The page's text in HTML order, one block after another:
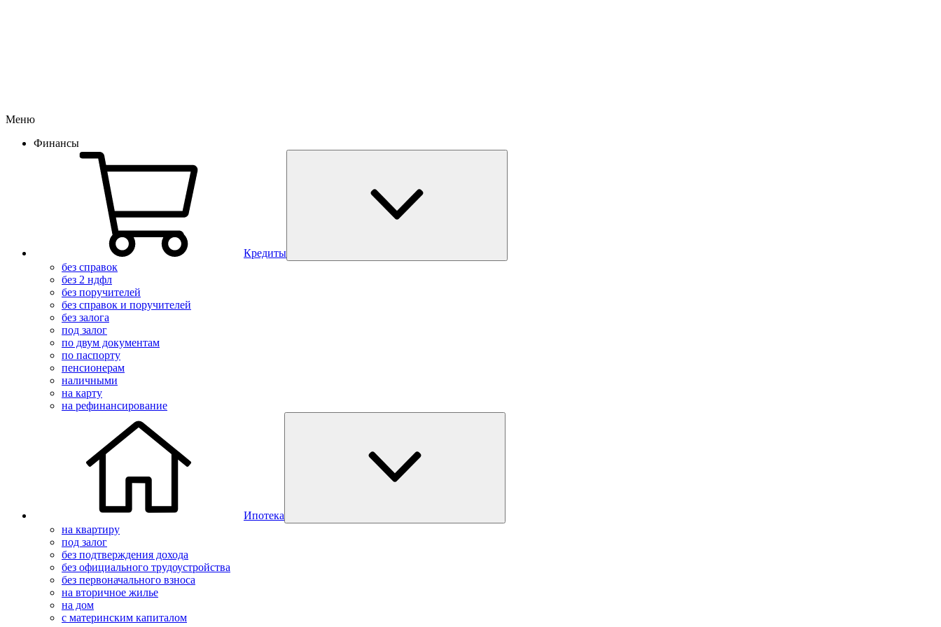
Меню
Финансы
Кредиты
без справок
без 2 ндфл
без поручителей
без справок и поручителей
без залога
под залог
по двум документам
по паспорту
пенсионерам
наличными
на карту
на рефинансирование
Ипотека
на квартиру
под залог
без подтверждения дохода
без официального трудоустройства
без первоначального взноса
на вторичное жилье
на дом
с материнским капиталом